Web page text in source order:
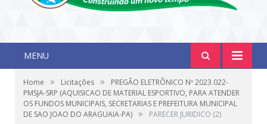
MENU
Home » Licitações »
PREGÃO ELETRÔNICO Nº 2023.022-
PMSJA-SRP (AQUISICAO DE MATERIAL ESPORTIVO, PARA ATENDER
OS FUNDOS MUNICIPAIS, SECRETARIAS E PREFEITURA MUNICIPAL
DE SAO JOAO DO ARAGUAIA-PA) » PARECER JURIDICO (2)